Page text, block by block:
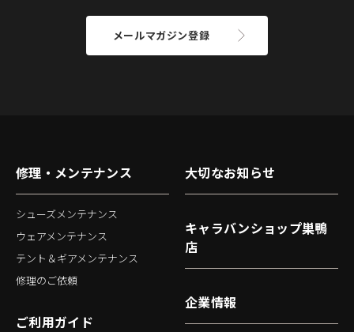
メールマガジン登録
修理・メンテナンス
シューズメンテナンス
ウェアメンテナンス
テント＆ギアメンテナンス
修理のご依頼
ご利用ガイド
大切なお知らせ
キャラバンショップ巣鴨
店
企業情報